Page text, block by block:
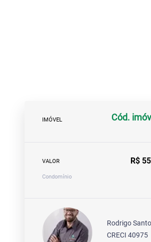
IMÓVEL Cód.
VALOR R$
Condomínio
Rodrigo
CRECI 40975